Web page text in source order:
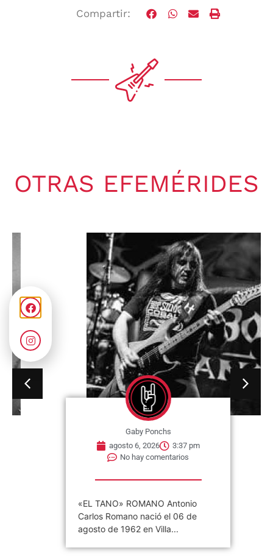
Compartir:
OTRAS EFEMÉRIDES
Gaby Ponchs
agosto 6, 2026
3:37 pm
No hay comentarios
«EL TANO» ROMANO Antonio
Carlos Romano nació el 06 de
agosto de 1962 en Villa...